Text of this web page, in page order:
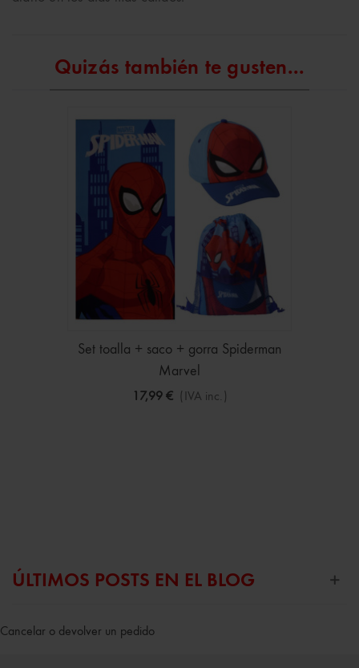
Quizás también te gusten...
Set toalla + saco + gorra Spiderman
Marvel
17,99 € (IVA inc.)
ÚLTIMOS POSTS EN EL BLOG
Cancelar o devolver un pedido